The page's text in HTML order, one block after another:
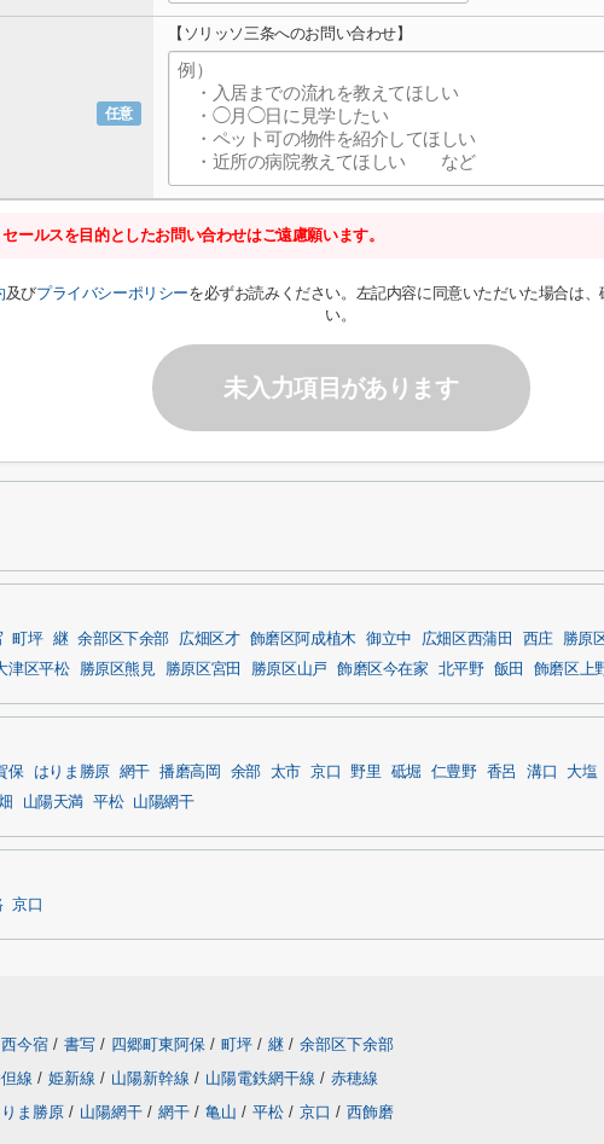
任意
【ソリッソ三条へのお問い合わせ】
ールスを目的としたお問い合わせはご遠慮願います。
及びプライバシーポリシーを必ずお読みください。左記内容に同意いただいた場合は、
い。
未入力項目があります
町坪 継 余部区下余部 広畑区才 飾磨区阿成植木 御立中 広畑区西蒲田 西庄 勝原
津区平松 勝原区熊見 勝原区宮田 勝原区山戸 飾磨区今在家 北平野 飯田 飾磨区上
保 はりま勝原 網干 播磨高岡 余部 太市 京口 野里 砥堀 仁豊野 香呂 溝口 大塩
山陽天満 平松 山陽網干
京口
西今宿 / 書写 / 四郷町東阿保 / 町坪 / 継 / 余部区下余部
線 / 姫新線 / 山陽新幹線 / 山陽電鉄網干線 / 赤穂線
ま勝原 / 山陽網干 / 網干 / 亀山 / 平松 / 京口 / 西飾磨